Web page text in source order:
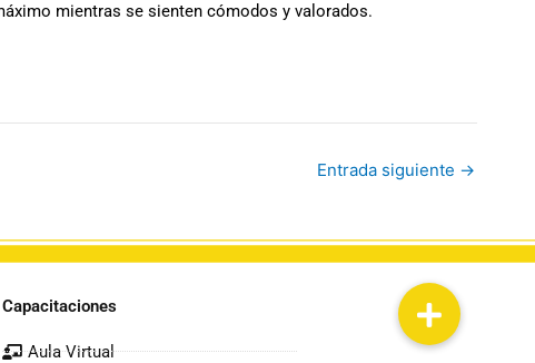
mientras se sienten cómodos y valorados.
Entrada siguiente →
Capacitaciones
Aula Virtual